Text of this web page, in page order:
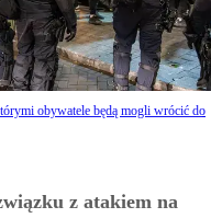
obywatele będą mogli wrócić do
z atakiem na